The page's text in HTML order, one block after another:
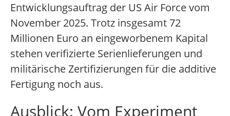
Entwicklungsauftrag der US Air Force vom
November 2025. Trotz insgesamt 72
Millionen Euro an eingeworbenem Kapital
stehen verifizierte Serienlieferungen und
militärische Zertifizierungen für die additive
Fertigung noch aus.
Ausblick: Vom Experiment